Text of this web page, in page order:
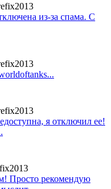
из-за спама. С
я отключил ее!
Просто рекомендую